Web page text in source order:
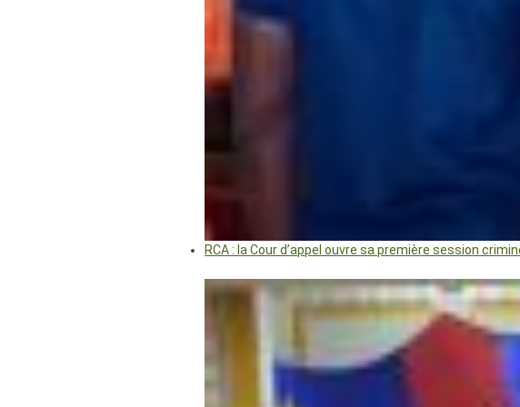
RCA : la Cour d’appel ouvre sa première session